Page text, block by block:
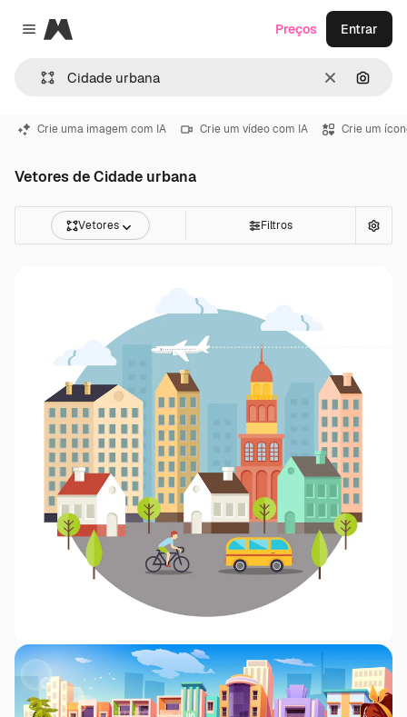
Close menu
Magnific
Limpar
Preços Entrar
Crie uma imagem com IA Crie um vídeo com IA Crie um
Vetores de Cidade urbana
Vetores Filtros